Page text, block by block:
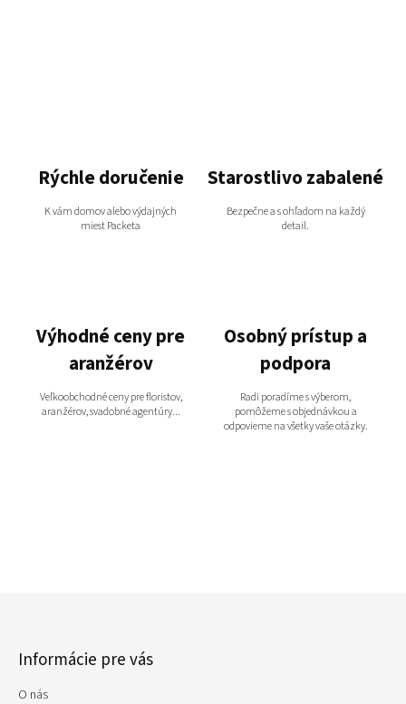
Rýchle doručenie
K vám domov alebo výdajných
miest Packeta
Starostlivo zabalené
Bezpečne a s ohľadom na každý
detail.
Výhodné ceny pre
aranžérov
Veľkoobchodné ceny pre floristov,
aranžérov, svadobné agentúry...
Osobný prístup a
podpora
Radi poradíme s výberom,
pomôžeme s objednávkou a
odpovieme na všetky vaše otázky.
Informácie pre vás
O nás